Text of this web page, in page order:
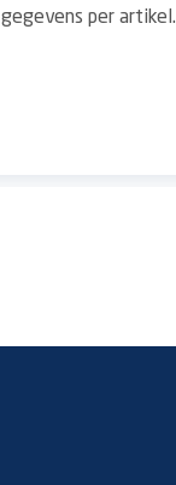
gegevens per artikel.